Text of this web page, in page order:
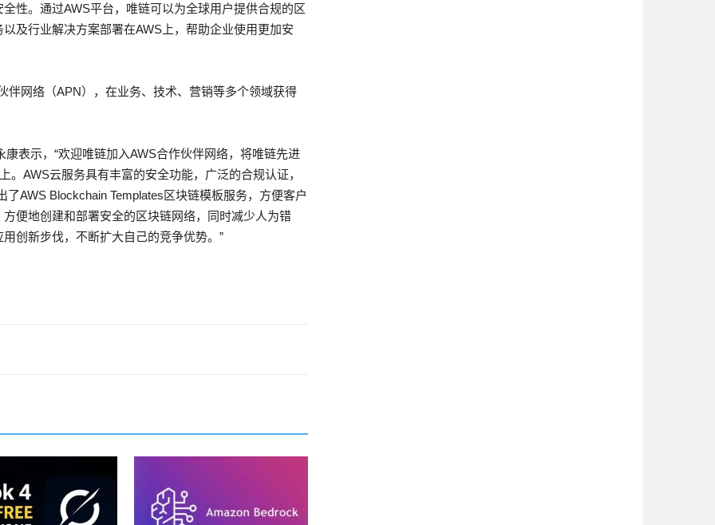
性。通过AWS平台，唯链可以为全球用户提供合规的区
及行业解决方案部署在AWS上，帮助企业使用更加安
伴网络（APN），在业务、技术、营销等多个领域获得
表示，“欢迎唯链加入AWS合作伙伴网络，将唯链先进
。AWS云服务具有丰富的安全功能，广泛的合规认证，
AWS Blockchain Templates区块链模板服务，方便客户
便地创建和部署安全的区块链网络，同时减少人为错
创新步伐，不断扩大自己的竞争优势。”